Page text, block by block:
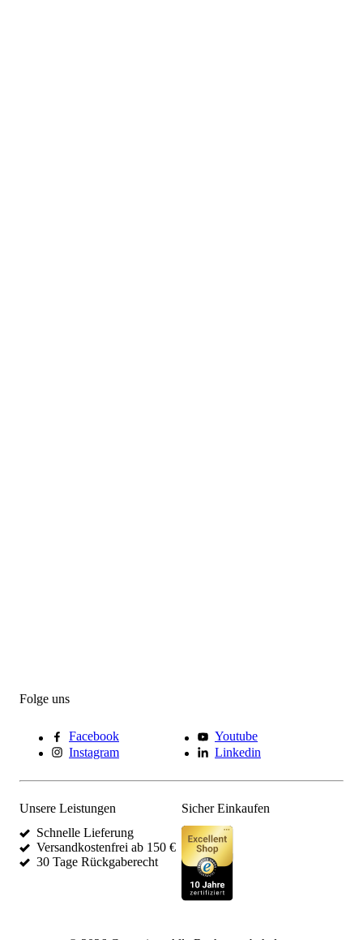
Folge uns
Facebook
Youtube
Instagram
Linkedin
Unsere Leistungen
Schnelle Lieferung
Versandkostenfrei ab 150 €
30 Tage Rückgaberecht
Sicher Einkaufen